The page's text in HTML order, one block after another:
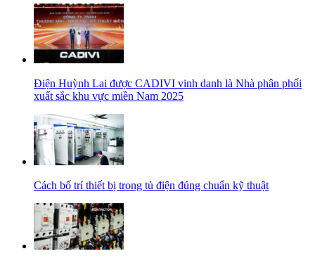
Điện Huỳnh Lai được CADIVI vinh danh là Nhà phân phối
xuất sắc khu vực miền Nam 2025
Cách bố trí thiết bị trong tủ điện đúng chuẩn kỹ thuật